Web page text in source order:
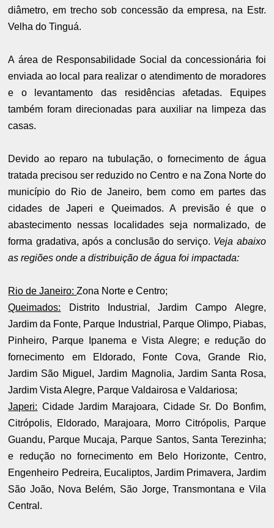
diâmetro, em trecho sob concessão da empresa, na Estr.
Velha do Tinguá.
A área de Responsabilidade Social da concessionária foi
enviada ao local para realizar o atendimento de moradores
e o levantamento das residências afetadas. Equipes
também foram direcionadas para auxiliar na limpeza das
casas.
Devido ao reparo na tubulação, o fornecimento de água
tratada precisou ser reduzido no Centro e na Zona Norte do
município do Rio de Janeiro, bem como em partes das
cidades de Japeri e Queimados. A previsão é que o
abastecimento nessas localidades seja normalizado, de
forma gradativa, após a conclusão do serviço. Veja abaixo
as regiões onde a distribuição de água foi impactada:
Rio de Janeiro:Zona Norte e Centro;
Queimados: Distrito Industrial, Jardim Campo Alegre,
Jardim da Fonte, Parque Industrial, Parque Olimpo, Piabas,
Pinheiro, Parque Ipanema e Vista Alegre; e redução do
fornecimento em Eldorado, Fonte Cova, Grande Rio,
Jardim São Miguel, Jardim Magnolia, Jardim Santa Rosa,
Jardim Vista Alegre, Parque Valdairosa e Valdariosa;
Japeri: Cidade Jardim Marajoara, Cidade Sr. Do Bonfim,
Citrópolis, Eldorado, Marajoara, Morro Citrópolis, Parque
Guandu, Parque Mucaja, Parque Santos, Santa Terezinha;
e redução no fornecimento em Belo Horizonte, Centro,
Engenheiro Pedreira, Eucaliptos, Jardim Primavera, Jardim
São João, Nova Belém, São Jorge, Transmontana e Vila
Central.